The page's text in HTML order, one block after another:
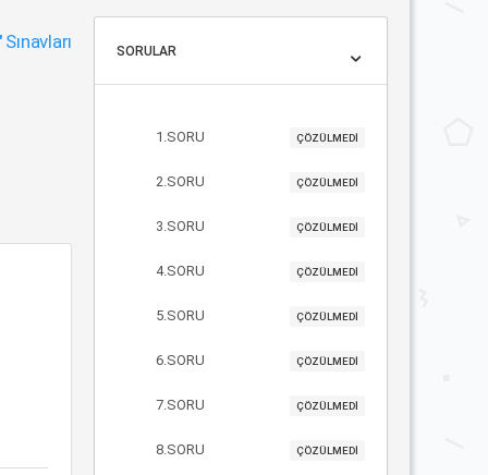
Sınavları SORULAR
1.SORU ÇÖZÜLMEDİ
2.SORU ÇÖZÜLMEDİ
3.SORU ÇÖZÜLMEDİ
4.SORU ÇÖZÜLMEDİ
5.SORU ÇÖZÜLMEDİ
6.SORU ÇÖZÜLMEDİ
7.SORU ÇÖZÜLMEDİ
8.SORU ÇÖZÜLMEDİ